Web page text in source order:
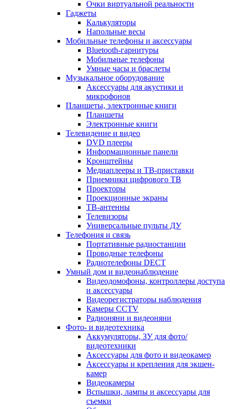
Очки виртуальной реальности
Гаджеты
Калькуляторы
Напольные весы
Мобильные телефоны и аксессуары
Bluetooth-гарнитуры
Мобильные телефоны
Умные часы и браслеты
Музыкальное оборудование
Аксессуары для акустики и
микрофонов
Планшеты, электронные книги
Планшеты
Электронные книги
Телевидение и видео
DVD плееры
Информационные панели
Кронштейны
Медиаплееры и ТВ-приставки
Приемники цифрового ТВ
Проекторы
Проекционные экраны
ТВ-антенны
Телевизоры
Универсальные пульты ДУ
Телефония и связь
Портативные радиостанции
Проводные телефоны
Радиотелефоны DECT
Умный дом и видеонаблюдение
Видеодомофоны, контроллеры доступа
и аксессуары
Видеорегистраторы наблюдения
Камеры CCTV
Радионяни и видеоняни
Фото- и видеотехника
Аккумуляторы, ЗУ для фото/
видеотехники
Аксессуары для фото и видеокамер
Аксессуары и крепления для экшен-
камер
Видеокамеры
Вспышки, лампы и аксессуары для
съемки